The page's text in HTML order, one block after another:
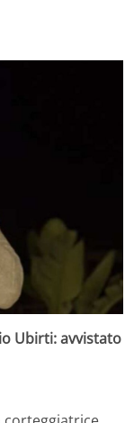
Ubirti: avvistato